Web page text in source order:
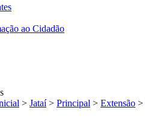
ao Cidadão
> Jataí > Principal > Extensão >